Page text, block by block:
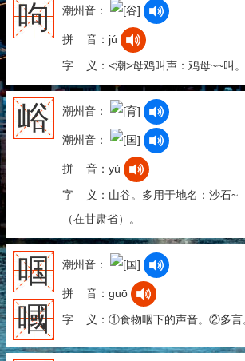
呴 潮州音：
拼 音：jú
字 义：<潮>母鸡叫声：鸡母~~叫。
峪 潮州音：
潮州音：
拼 音：yù
字 义：山谷。多用于地名：沙石~
（在甘肃省）。
啯
嘓
潮州音：
拼 音：guō
字 义：①食物咽下的声音。②多言